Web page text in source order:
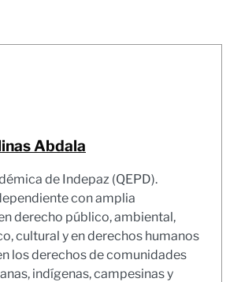
Abdala
de Indepaz (QEPD).
con amplia
derecho público, ambiental,
cultural y en derechos humanos
los derechos de comunidades
indígenas, campesinas y